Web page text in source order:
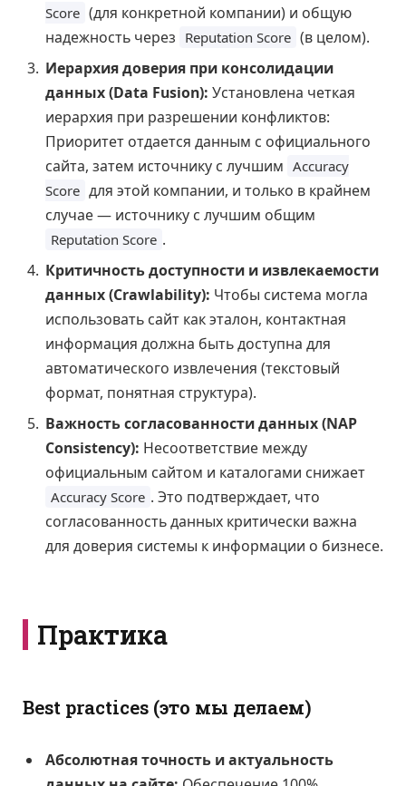
Score (для конкретной компании) и общую
надежность через Reputation Score (в целом).
Иерархия доверия при консолидации
данных (Data Fusion): Установлена четкая
иерархия при разрешении конфликтов:
Приоритет отдается данным с официального
сайта, затем источнику с лучшим Accuracy
Score для этой компании, и только в крайнем
случае — источнику с лучшим общим
Reputation Score .
Критичность доступности и извлекаемости
данных (Crawlability): Чтобы система могла
использовать сайт как эталон, контактная
информация должна быть доступна для
автоматического извлечения (текстовый
формат, понятная структура).
Важность согласованности данных (NAP
Consistency): Несоответствие между
официальным сайтом и каталогами снижает
Accuracy Score . Это подтверждает, что
согласованность данных критически важна
для доверия системы к информации о бизнесе.
Практика
Best practices (это мы делаем)
Абсолютная точность и актуальность